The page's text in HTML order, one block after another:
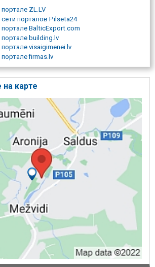
системы, канализационные
установка счетчикоа тепла, замена,
внутренних систем, установка тепловых
отопительные системы,
установка радиаторов, Скважины.
ZL.LV
порталов Pilseta24
BalticExport.com
building.lv
visaigimenei.lv
firmas.lv
карте